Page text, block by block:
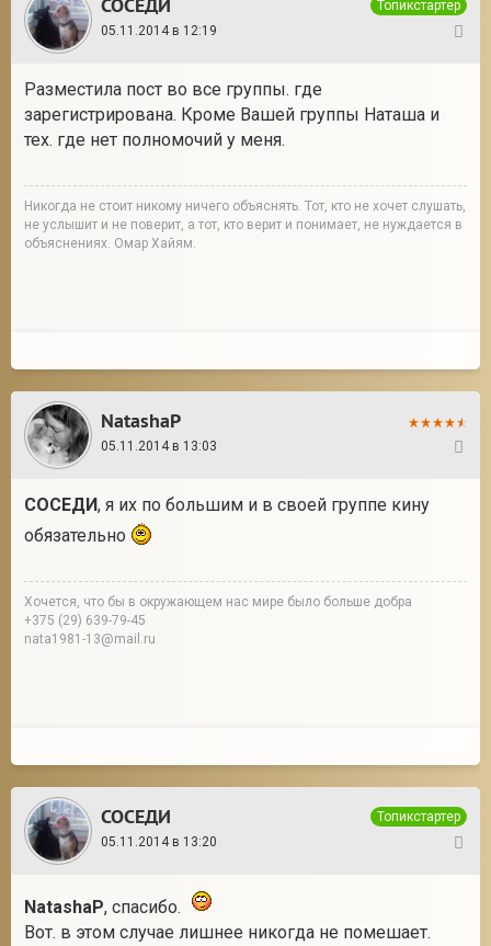
Топикстартер
05.11.2014 в 12:19
Разместила пост во все группы. где
зарегистрирована. Кроме Вашей группы Наташа и
тех. где нет полномочий у меня.
Никогда не стоит никому ничего объяснять. Тот, кто не хочет слушать,
не услышит и не поверит, а тот, кто верит и понимает, не нуждается в
объяснениях. Омар Хайям.
NatashaP
05.11.2014 в 13:03
СОСЕДИ, я их по большим и в своей группе кину
обязательно
Хочется, что бы в окружающем нас мире было больше добра
+375 (29) 639-79-45
nata1981-13@mail.ru
СОСЕДИ
Топикстартер
05.11.2014 в 13:20
NatashaP, спасибо.
Вот. в этом случае лишнее никогда не помешает.